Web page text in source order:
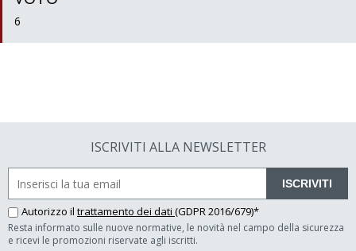
6
ISCRIVITI ALLA NEWSLETTER
ISCRIVITI
Autorizzo il trattamento dei dati (GDPR 2016/679)*
Resta informato sulle nuove normative, le novità nel campo della sicurezza
e ricevi le promozioni riservate agli iscritti.